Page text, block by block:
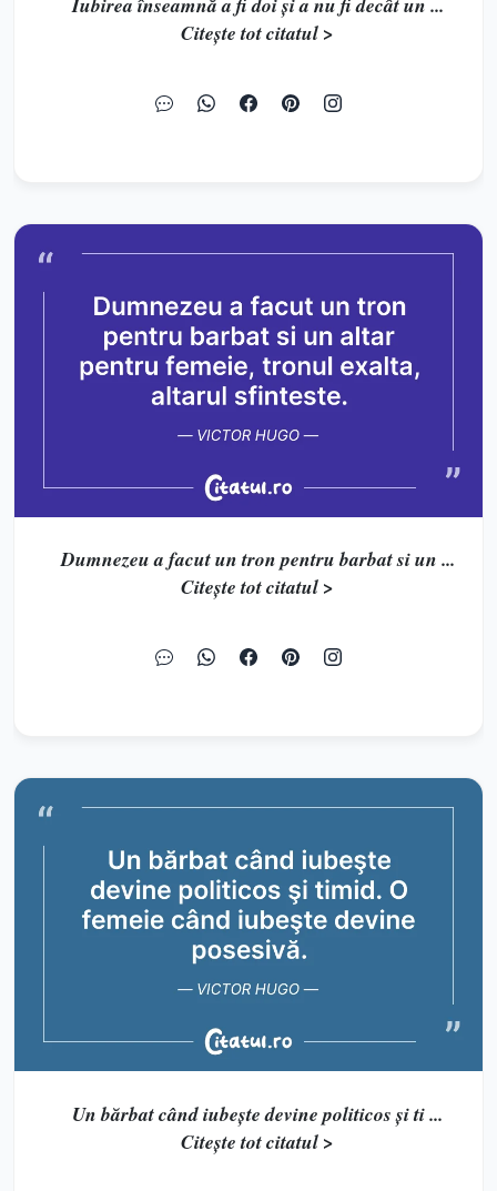
Citește tot citatul >
Dumnezeu a facut un tron pentru barbat si un ...
Citește tot citatul >
Un bărbat când iubeşte devine politicos şi ti ...
Citește tot citatul >